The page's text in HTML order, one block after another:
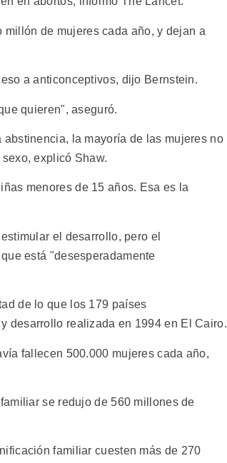
de mujeres cada año, y dejan a
a anticonceptivos, dijo Bernstein.
quieren", aseguró.
la mayoría de las mujeres no
explicó Shaw.
menores de 15 años. Esa es la
el desarrollo, pero el
está "desesperadamente
de lo que los 179 países
desarrollo realizada en 1994 en El Cairo.
fallecen 500.000 mujeres cada año,
se redujo de 560 millones de
familiar cuesten más de 270